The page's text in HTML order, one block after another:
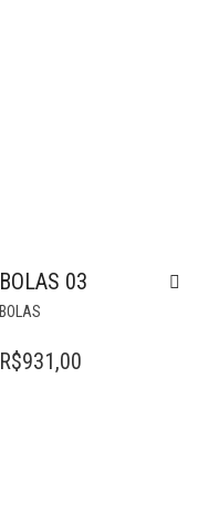
BOLAS 03
BOLAS
R$931,00